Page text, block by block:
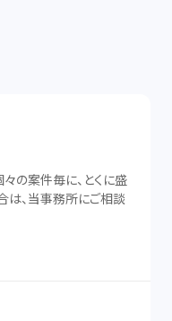
の案件毎に、とくに盛
、当事務所にご相談